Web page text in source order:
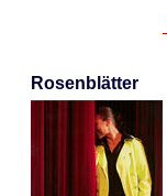
Rosenblätter